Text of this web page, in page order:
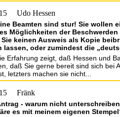
Udo Hessen
Beamten sind stur! Sie wollen
Möglichkeiten der
Sie keinen Ausweis als Kopie
lassen, oder zumindest die
Erfahrung zeigt, daß Hessen und
daß Sie gerne bereit sind sich bei
letzters machen sie nicht...
Fränk
- warum nicht
es mit meinem eigenen